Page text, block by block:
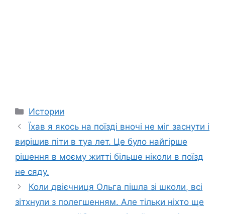
Categories
Истории
Їхав я якось на поїзді вночі не міг заснути і
вирішив піти в туа лет. Це було найгірше
рішення в моєму житті більше ніколи в поїзд
не сяду.
Коли двієчниця Ольга пішла зі школи, всі
зітхнули з полегшенням. Але тільки ніхто ще